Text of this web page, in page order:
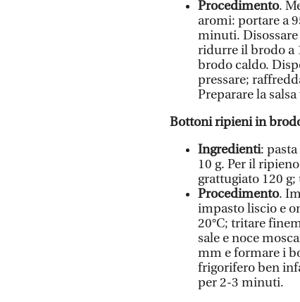
Procedimento.
aromi: portare a
minuti. Disossare
ridurre il brodo a
brodo caldo.
pressare;
Preparare la
Bottoni ripieni in
Ingredienti:
10 g. Per il
grattugiato 120 g;
Procedimento.
impasto liscio e
20°C; tritare
sale e noce
mm e formare i
frigorifero ben
per 2-3 minuti.